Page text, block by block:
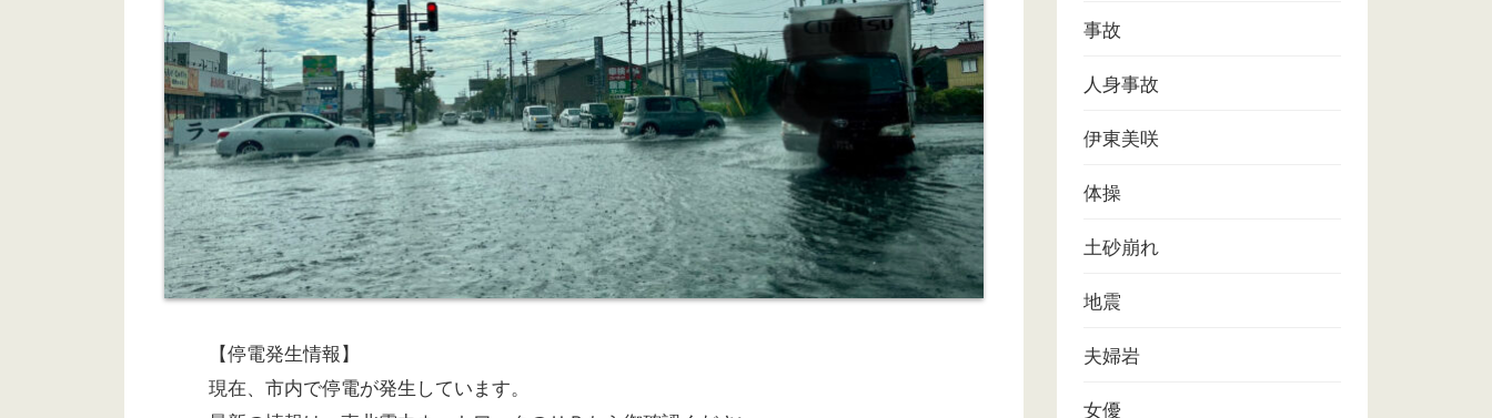
【停電発生情報】
現在、市内で停電が発生しています。
事故
人身事故
伊東美咲
体操
土砂崩れ
地震
夫婦岩
女優